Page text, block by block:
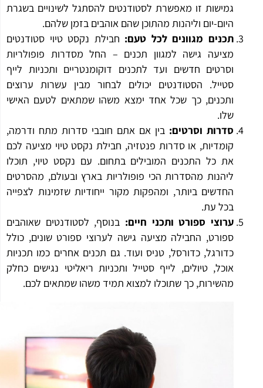
גמישות זו מאפשרת לסטודנטים להסתגל לשינויים בשגרת
היום-יום וליהנות מהתוכן שהם אוהבים בזמן שלהם.
תכנים מגוונים לכל טעם:חבילת נקסט טיוי סטודנטים
מציעה גישה למגוון תכנים – החל מסדרות פופולריות
וסרטים חדשים ועד לתכנים דוקומנטריים ותכניות לייף
סטייל. הסטודנטים יכולים לבחור מבין עשרות ערוצים
ותכנים, כך שכל אחד ימצא משהו שמתאים לטעם האישי
סדרות וסרטים:בין אם אתם חובבי סדרות מתח ודרמה,
קומדיות, או סדרות פנטזיה, חבילת נקסט טיוי מציעה לכם
את כל התכנים המובילים בתחום. עם נקסט טיוי, תוכלו
ליהנות מהסדרות הכי פופולריות בארץ ובעולם, מהסרטים
החדשים ביותר, ומהפקות מקור ייחודיות שזמינות לצפייה
בכל עת.
ערוצי ספורט ותכני חיים:בנוסף, לסטודנטים שאוהבים
ספורט, החבילה מציעה גישה לערוצי ספורט שונים, כולל
כדורגל, כדורסל, טניס ועוד. גם תכנים אחרים כמו תכניות
אוכל, טיולים, לייף סטייל ותכניות ריאליטי נגישים כחלק
מהשירות, כך שתוכלו למצוא תמיד משהו שמתאים לכם.